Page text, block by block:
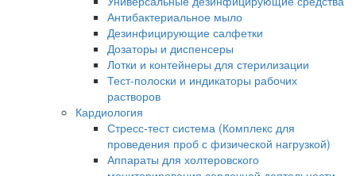
Антибактериальное мыло
Дезинфицирующие салфетки
Дозаторы и диспенсеры
Лотки и контейнеры для стерилизации
Тест-полоски и индикаторы рабочих
растворов
Кардиология
Стресс-тест система (Комплекс для
проведения проб с физической нагрузкой)
Аппараты для холтеровского